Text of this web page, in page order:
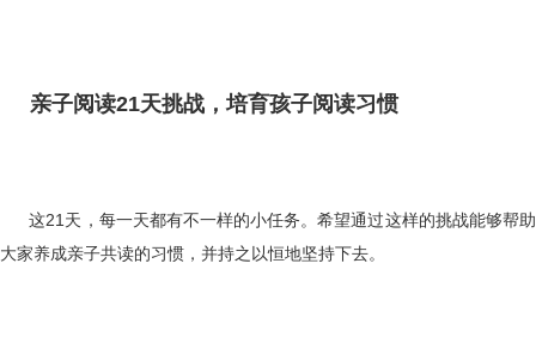
亲子阅读21天挑战，培育孩子阅读习惯
这21天，每一天都有不一样的小任务。希望通过这样的挑战能够帮助
大家养成亲子共读的习惯，并持之以恒地坚持下去。